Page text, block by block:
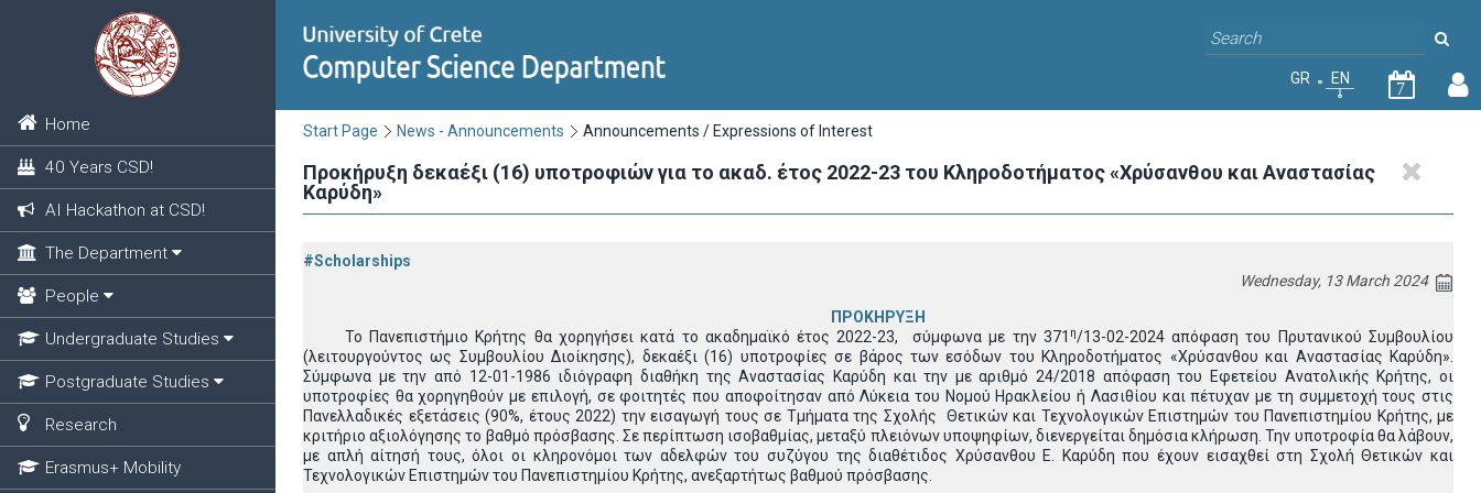
Home
40 Years CSD!
AI Hackathon at CSD!
The Department
People
Undergraduate Studies
Postgraduate Studies
Research
Erasmus+ Mobility
GR EN
7
Start Page News - Announcements Announcements / Expressions of Interest
Προκήρυξη δεκαέξι (16) υποτροφιών για το ακαδ. έτος 2022-23 του Κληροδοτήματος «Χρύσανθου και Αναστασίας
Καρύδη»
#Scholarships
Wednesday, 13 March 2024
ΠΡΟΚΗΡΥΞΗ
Το Πανεπιστήμιο Κρήτης θα χορηγήσει κατά το ακαδημαϊκό έτος 2022-23, σύμφωνα με την 371 η/13-02-2024 απόφαση του Πρυτανικού Συμβουλίου
(λειτουργούντος ως Συμβουλίου Διοίκησης), δεκαέξι (16) υποτροφίες σε βάρος των εσόδων του Κληροδοτήματος «Χρύσανθου και Αναστασίας Καρύδη».
Σύμφωνα με την από 12-01-1986 ιδιόγραφη διαθήκη της Αναστασίας Καρύδη και την με αριθμό 24/2018 απόφαση του Εφετείου Ανατολικής Κρήτης, οι
υποτροφίες θα χορηγηθούν με επιλογή, σε φοιτητές που αποφοίτησαν από Λύκεια του Νομού Ηρακλείου ή Λασιθίου και πέτυχαν με τη συμμετοχή τους στις
Πανελλαδικές εξετάσεις (90%, έτους 2022) την εισαγωγή τους σε Τμήματα της Σχολής Θετικών και Τεχνολογικών Επιστημών του Πανεπιστημίου Κρήτης, με
κριτήριο αξιολόγησης το βαθμό πρόσβασης. Σε περίπτωση ισοβαθμίας, μεταξύ πλειόνων υποψηφίων, διενεργείται δημόσια κλήρωση. Την υποτροφία θα λάβουν,
με απλή αίτησή τους, όλοι οι κληρονόμοι των αδελφών του συζύγου της διαθέτιδος Χρύσανθου Ε. Καρύδη που έχουν εισαχθεί στη Σχολή Θετικών και
Τεχνολογικών Επιστημών του Πανεπιστημίου Κρήτης, ανεξαρτήτως βαθμού πρόσβασης.